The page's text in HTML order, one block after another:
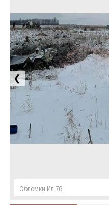
❮
Обломки Ил-76